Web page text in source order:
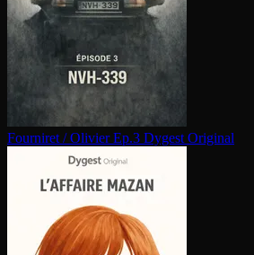
Fourniret / Olivier Ep.3 Dygest Original